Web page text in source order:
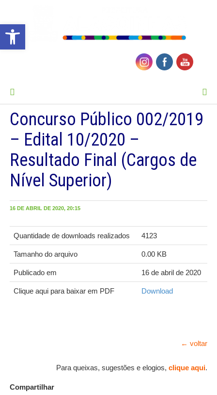
Barra de Ferramentas Aberta
Concurso Público 002/2019
– Edital 10/2020 –
Resultado Final (Cargos de
Nível Superior)
16 DE ABRIL DE 2020, 20:15
Quantidade de downloads realizados 4123
Tamanho do arquivo 0.00 KB
Publicado em 16 de abril de 2020
Clique aqui para baixar em PDF Download
← voltar
Para queixas, sugestões e elogios, clique aqui.
Compartilhar